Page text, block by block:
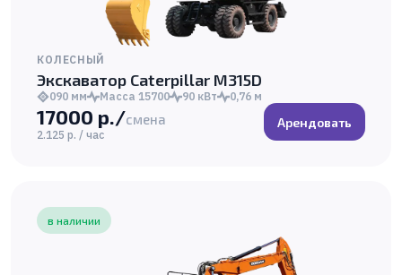
КОЛЕСНЫЙ
Экскаватор Caterpillar M315D
090 мм Масса 15700 90 кВт 0,76 м
17000 р./смена
2.125 р. / час
Арендовать
в наличии